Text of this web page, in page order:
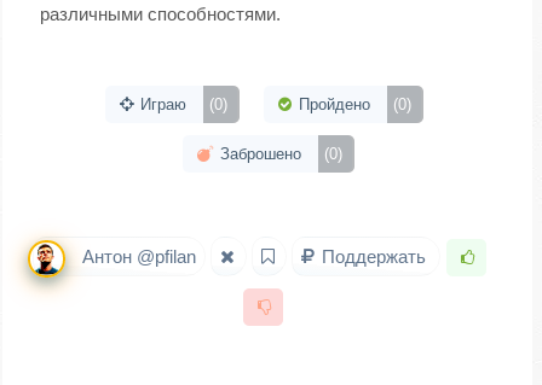
различными способностями.
Играю (0) Пройдено (0)
Заброшено (0)
Антон @pfilan Поддержать